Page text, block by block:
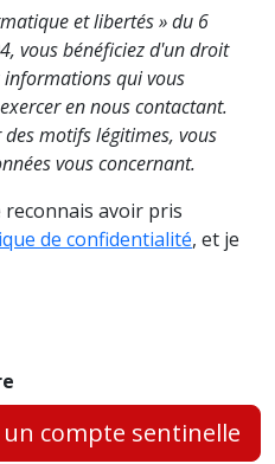
et libertés » du 6
vous bénéficiez d'un droit
qui vous
en nous contactant.
motifs légitimes, vous
vous concernant.
reconnais avoir pris
de confidentialité, et je
un compte sentinelle